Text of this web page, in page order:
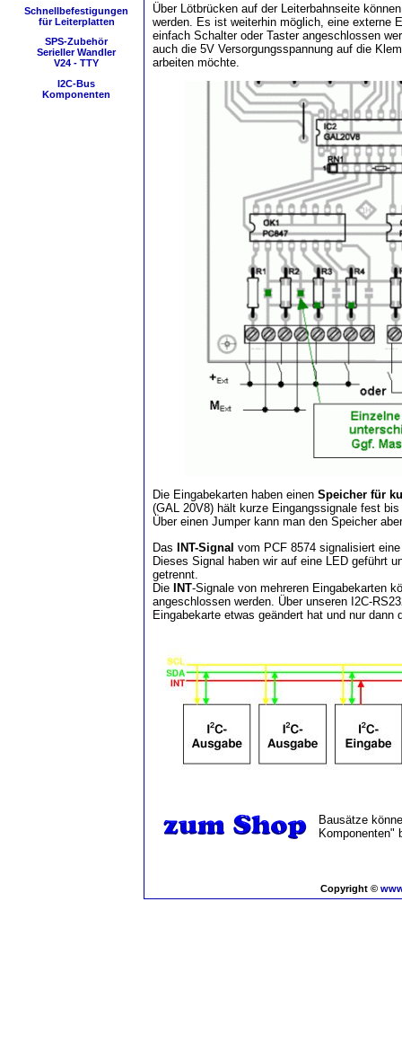
Schnellbefestigungen
für Leiterplatten
SPS-Zubehör
Serieller Wandler
V24 - TTY
I2C-Bus
Komponenten
Über Lötbrücken auf der Leiterbahnseite
werden. Es ist weiterhin möglich, eine externe
einfach Schalter oder Taster angeschlossen
auch die 5V Versorgungsspannung auf die
arbeiten möchte.
Die Eingabekarten haben einen Speicher für
(GAL 20V8) hält kurze Eingangssignale fest
Über einen Jumper kann man den Speicher
Das INT-Signal vom PCF 8574 signalisiert
Dieses Signal haben wir auf eine LED geführt
getrennt.
Die INT-Signale von mehreren Eingabekarten
angeschlossen werden. Über unseren I2C-
Eingabekarte etwas geändert hat und nur dann
Bausätze
Komponenten"
Copyright ©